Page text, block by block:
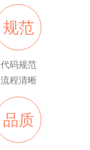
规范
代码规范
流程清晰
品质